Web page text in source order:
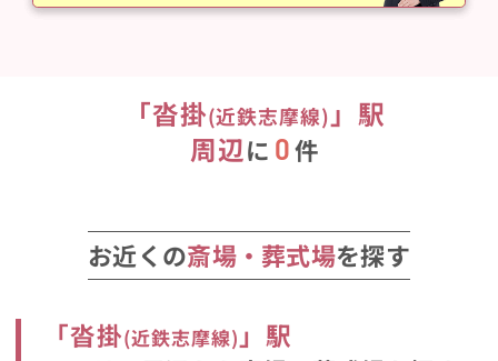
「沓掛(近鉄志摩線)」駅
周辺に 0件
お近くの斎場・葬式場を探す
「沓掛(近鉄志摩線)」駅